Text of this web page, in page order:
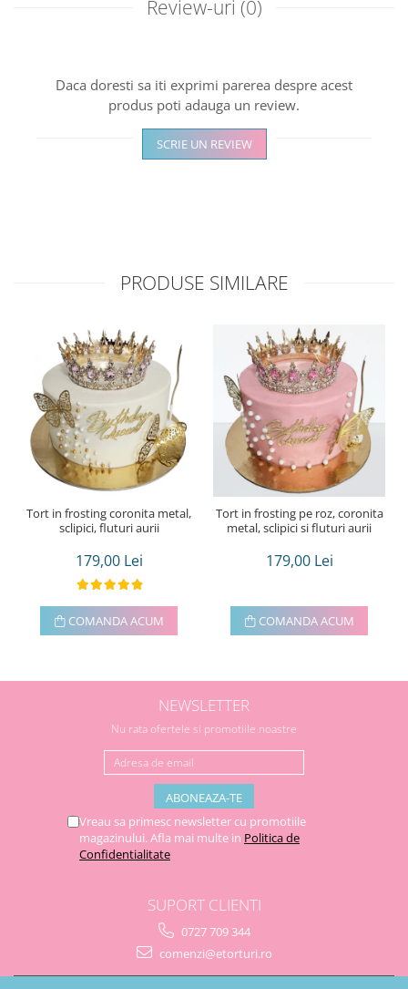
Review-uri (0)
Daca doresti sa iti exprimi parerea despre acest
produs poti adauga un review.
SCRIE UN REVIEW
PRODUSE SIMILARE
Tort in frosting coronita metal,
sclipici, fluturi aurii
179,00 Lei
COMANDA ACUM
Tort in frosting pe roz, coronita
metal, sclipici si fluturi aurii
179,00 Lei
COMANDA ACUM
NEWSLETTER
Nu rata ofertele si promotiile noastre
Vreau sa primesc newsletter cu promotiile
magazinului. Afla mai multe in Politica de
Confidentialitate
SUPORT CLIENTI
0727 709 344
comenzi@etorturi.ro